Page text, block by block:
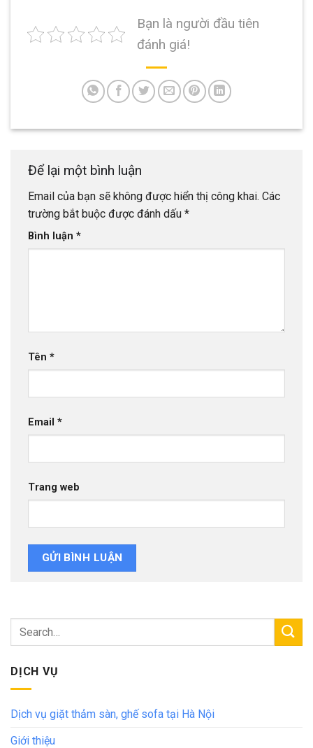
Bạn là người đầu tiên
đánh giá!
Để lại một bình luận
Email của bạn sẽ không được hiển thị công khai. Các
trường bắt buộc được đánh dấu *
Bình luận *
Tên *
Email *
Trang web
DỊCH VỤ
Dịch vụ giặt thảm sàn, ghế sofa tại Hà Nội
Giới thiệu